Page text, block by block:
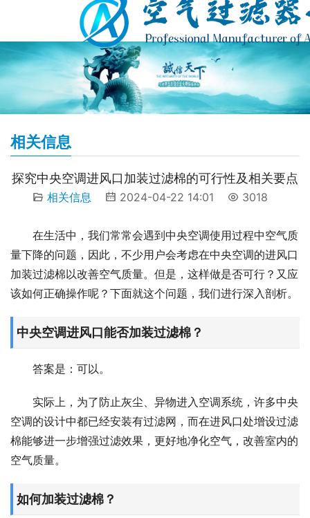
相关信息
探究中央空调进风口加装过滤棉的可行性及相关要点
相关信息 2024-04-22 14:01 3018
在生活中，我们常常会遇到中央空调使用过程中空气质
量下降的问题，因此，不少用户会考虑在中央空调的进风口
加装过滤棉以改善空气质量。但是，这样做是否可行？又应
该如何正确操作呢？下面就这个问题，我们进行深入剖析。
中央空调进风口能否加装过滤棉？
答案是：可以。
实际上，为了防止灰尘、异物进入空调系统，许多中央
空调的设计中都已经安装有过滤网，而在进风口处增设过滤
棉能够进一步增强过滤效果，更好地净化空气，改善室内的
空气质量。
如何加装过滤棉？